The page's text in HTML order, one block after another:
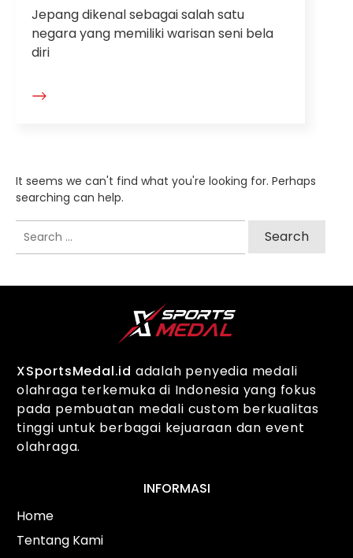
Jepang dikenal sebagai salah satu
negara yang memiliki warisan seni bela
diri
It seems we can't find what you're looking for. Perhaps
searching can help.
Search
for:
XSportsMedal.id adalah penyedia medali
olahraga terkemuka di Indonesia yang fokus
pada pembuatan medali custom berkualitas
tinggi untuk berbagai kejuaraan dan event
olahraga.
INFORMASI
Home
Tentang Kami